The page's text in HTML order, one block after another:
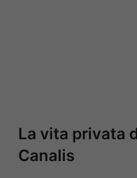
La vita privata
Canalis